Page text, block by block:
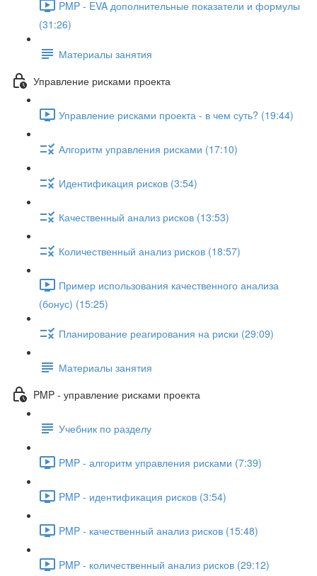
PMP - EVA дополнительные показатели и формулы
(31:26)
Материалы занятия
Управление рисками проекта
Управление рисками проекта - в чем суть? (19:44)
Алгоритм управления рисками (17:10)
Идентификация рисков (3:54)
Качественный анализ рисков (13:53)
Количественный анализ рисков (18:57)
Пример использования качественного анализа
(бонус) (15:25)
Планирование реагирования на риски (29:09)
Материалы занятия
PMP - управление рисками проекта
Учебник по разделу
PMP - алгоритм управления рисками (7:39)
PMP - идентификация рисков (3:54)
PMP - качественный анализ рисков (15:48)
PMP - количественный анализ рисков (29:12)